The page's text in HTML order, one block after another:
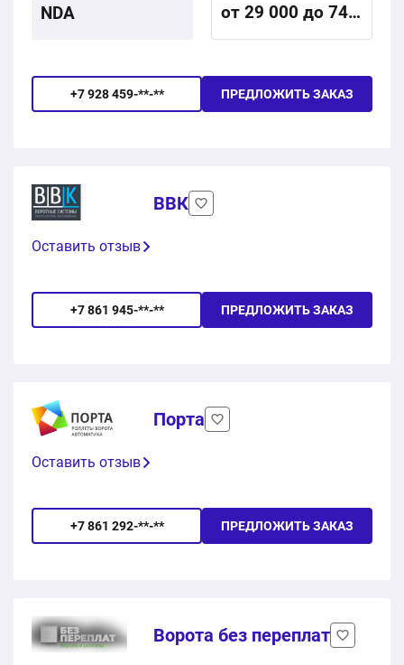
+7 928 459-**-** ПРЕДЛОЖИТЬ ЗАКАЗ
NDA
от 29 000 до 74
ВВК
+7 861 945-**-** ПРЕДЛОЖИТЬ ЗАКАЗ
Оставить отзыв
Порта
+7 861 292-**-** ПРЕДЛОЖИТЬ ЗАКАЗ
Оставить отзыв
Ворота без переплат